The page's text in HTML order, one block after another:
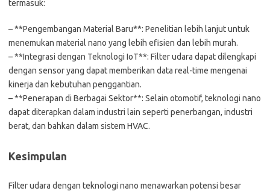
termasuk:
– **Pengembangan Material Baru**: Penelitian lebih lanjut untuk
menemukan material nano yang lebih efisien dan lebih murah.
– **Integrasi dengan Teknologi IoT**: Filter udara dapat dilengkapi
dengan sensor yang dapat memberikan data real-time mengenai
kinerja dan kebutuhan penggantian.
– **Penerapan di Berbagai Sektor**: Selain otomotif, teknologi nano
dapat diterapkan dalam industri lain seperti penerbangan, industri
berat, dan bahkan dalam sistem HVAC.
Kesimpulan
Filter udara dengan teknologi nano menawarkan potensi besar